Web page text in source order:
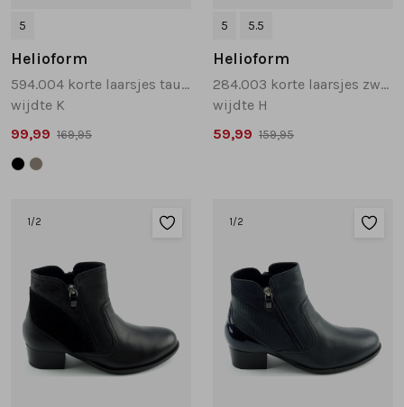
5
Helioform
594.004 korte laarsjes taupe
wijdte K
99,99 169,95
5 5.5
Helioform
284.003 korte laarsjes zwart combinatie
wijdte H
59,99 159,95
1 /2 1 /2